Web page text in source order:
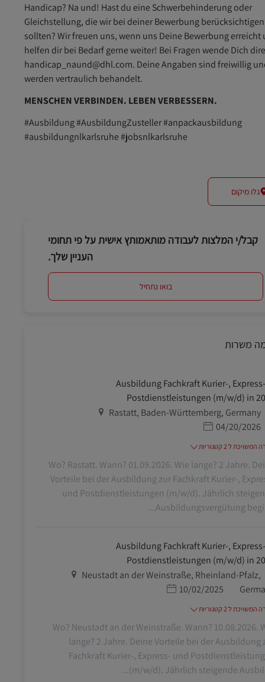
Handicap? Na und! Hast du eine Schwerbehinderung oder
Gleichstellung, die wir bei deiner Bewerbung berücksichtigen
sollten? Wir freuen uns, wenn uns Deine Bewerbung erreicht
helfen dir bei Bedarf gerne weiter! Bei Fragen wende Dich
handicap_naund@dhl.com. Deine Angaben sind freiwillig
werden vertraulich behandelt.
MENSCHEN VERBINDEN. LEBEN VERBESSERN.
#Ausbildung #AusbildungZusteller #anpackausbildung
#ausbildungnlkarlsruhe #jobsnlkarlsruhe
גלו מיקום
קבל/י המלצות לעבודה מותאמותץ אישית על פי תחומי
העניין שלך.
בואו נתחיל
משרות
Ausbildung Fachkraft Kurier-,
Postdienstleistungen (m/w/d) in
מיקום
Rastatt, Baden-Württemberg, Germany
תאריך פרסום
04/20/2026
ל 2 קטגוריות
Wo? Rastatt. Wann? 01.09.2026. Wie lange? 2 Jahre.
Vorteile bei der Ausbildung zur Fachkraft Kurier-,
und Postdienstleistungen (m/w/d). Jährlich
Ausbildungsvergütung
Ausbildung Fachkraft Kurier-,
Postdienstleistungen (m/w/d) in
מיקום
Neustadt an der Weinstraße, Rheinland-Pfalz,
תאריך פרסום
10/02/2025
ל 2 קטגוריות
Wo? Neustadt an der Weinstraße. Wann? 10.08.2026.
lange? 2 Jahre. Deine Vorteile bei der Ausbildung
Fachkraft Kurier-, Express- und
(m/w/d). Jährlich steigende